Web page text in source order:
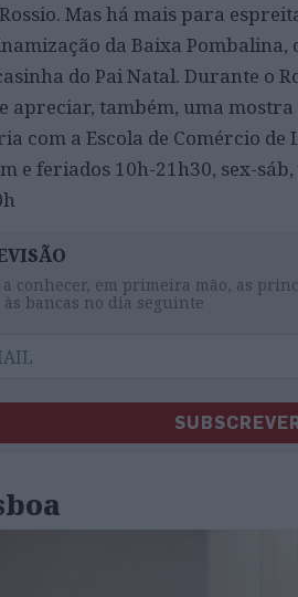
Mas há mais para
da Baixa Pombalina,
do Pai Natal. Durante o
apreciar, também, uma
com a Escola de Comércio de
e feriados 10h-21h30, sex-
conhecer, em primeira mão, as
às bancas no dia seguinte